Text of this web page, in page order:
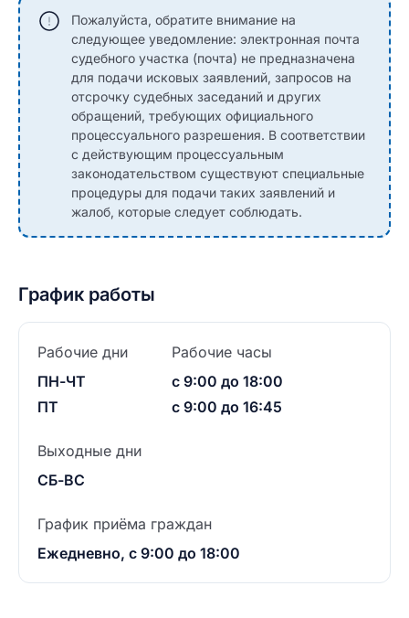
Пожалуйста, обратите внимание на
следующее уведомление: электронная почта
судебного участка (почта) не предназначена
для подачи исковых заявлений, запросов на
отсрочку судебных заседаний и других
обращений, требующих официального
процессуального разрешения. В соответствии
с действующим процессуальным
законодательством существуют специальные
процедуры для подачи таких заявлений и
жалоб, которые следует соблюдать.
График работы
Рабочие дни
ПН-ЧТ
ПТ
Рабочие часы
с 9:00 до 18:00
с 9:00 до 16:45
Выходные дни
СБ-ВС
График приёма граждан
Ежедневно, с 9:00 до 18:00